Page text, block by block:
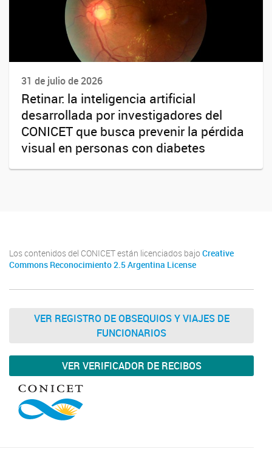
31 de julio de 2026
Retinar: la inteligencia artificial
desarrollada por investigadores del
CONICET que busca prevenir la pérdida
visual en personas con diabetes
Los contenidos del CONICET están licenciados bajo Creative
Commons Reconocimiento 2.5 Argentina License
VER REGISTRO DE OBSEQUIOS Y VIAJES DE
FUNCIONARIOS
VER VERIFICADOR DE RECIBOS